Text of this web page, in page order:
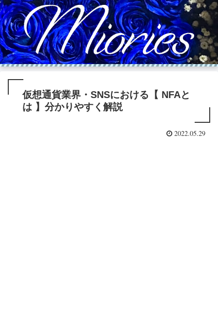
仮想通貨業界・SNSにおける【 NFAと
は 】分かりやすく解説
2022.05.29